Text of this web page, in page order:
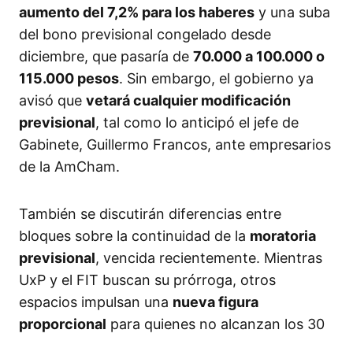
aumento del 7,2% para los haberes y una suba
del bono previsional congelado desde
diciembre, que pasaría de 70.000 a 100.000 o
115.000 pesos. Sin embargo, el gobierno ya
avisó que vetará cualquier modificación
previsional, tal como lo anticipó el jefe de
Gabinete, Guillermo Francos, ante empresarios
de la AmCham.
También se discutirán diferencias entre
bloques sobre la continuidad de la moratoria
previsional, vencida recientemente. Mientras
UxP y el FIT buscan su prórroga, otros
espacios impulsan una nueva figura
proporcional para quienes no alcanzan los 30